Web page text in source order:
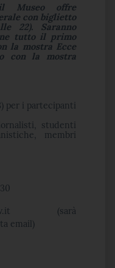
Museo offre
con biglietto
22). Saranno
tutto il primo
la mostra Ecce
con la mostra
per i partecipanti
studenti
membri
(sarà
email)